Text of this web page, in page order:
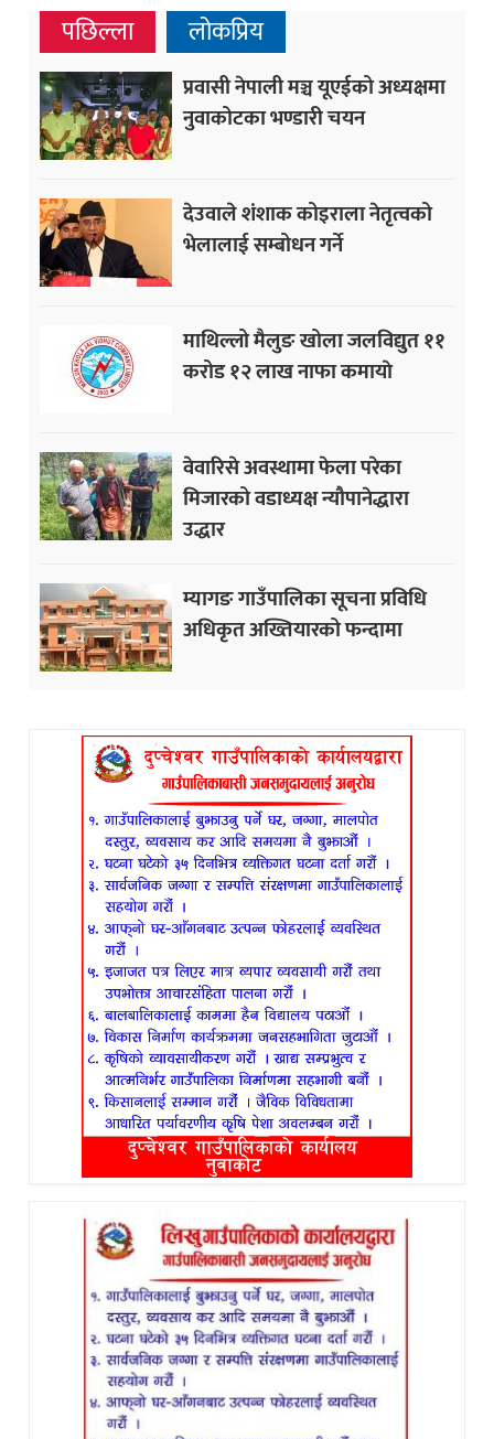
पछिल्ला लोकप्रिय
प्रवासी नेपाली मञ्च यूएईको अध्यक्षमा
नुवाकोटका भण्डारी चयन
देउवाले शंशाक कोइराला नेतृत्वको
भेलालाई सम्बोधन गर्ने
माथिल्लो मैलुङ खोला जलविद्युत ११
करोड १२ लाख नाफा कमायाे
वेवारिसे अवस्थामा फेला परेका
मिजारको वडाध्यक्ष न्यौपानेद्धारा
उद्धार
म्यागङ गाउँपालिका सूचना प्रविधि
अधिकृत अख्तियारको फन्दामा